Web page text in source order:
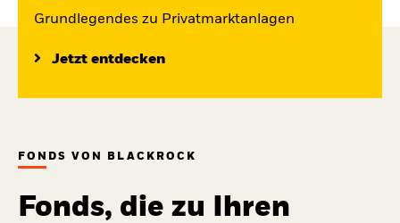
Grundlegendes zu Privatmarktanlagen
Jetzt entdecken
FONDS VON BLACKROCK
Fonds, die zu Ihren